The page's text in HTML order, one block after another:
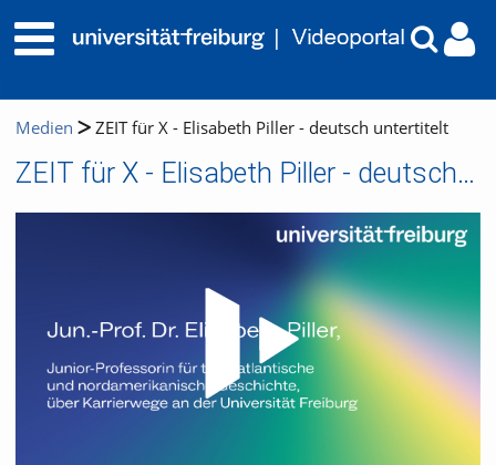
Medien ZEIT für X - Elisabeth Piller - deutsch untertitelt
ZEIT für X - Elisabeth Piller - deutsch untertitelt